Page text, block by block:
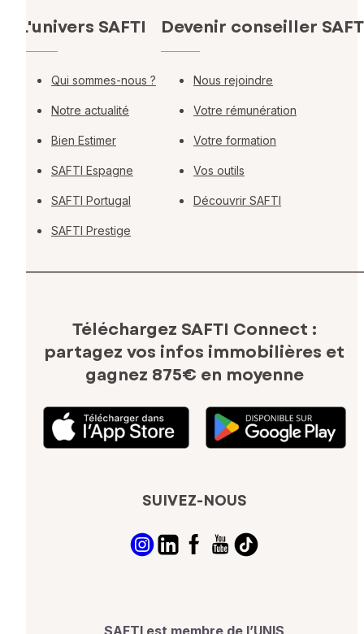
L'univers SAFTI
Qui sommes-nous ?
Notre actualité
Bien Estimer
SAFTI Espagne
SAFTI Portugal
SAFTI Prestige
Devenir conseiller
Nous rejoindre
Votre rémunération
Votre formation
Vos outils
Découvrir SAFTI
Téléchargez SAFTI Connect :
partagez vos infos immobilières et
gagnez 875€ en moyenne
SUIVEZ-NOUS
SAFTI est membre de l’UNIS